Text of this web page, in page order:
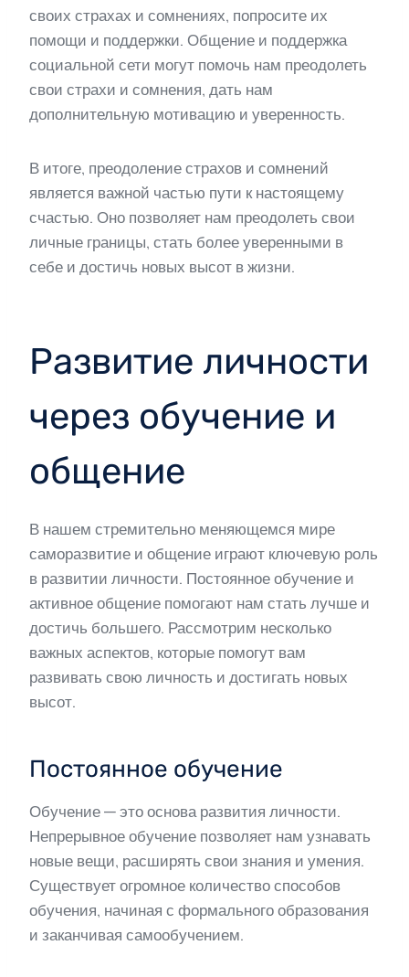
своих страхах и сомнениях, попросите их
помощи и поддержки. Общение и поддержка
социальной сети могут помочь нам преодолеть
свои страхи и сомнения, дать нам
дополнительную мотивацию и уверенность.
В итоге, преодоление страхов и сомнений
является важной частью пути к настоящему
счастью. Оно позволяет нам преодолеть свои
личные границы, стать более уверенными в
себе и достичь новых высот в жизни.
Развитие личности
через обучение и
общение
В нашем стремительно меняющемся мире
саморазвитие и общение играют ключевую роль
в развитии личности. Постоянное обучение и
активное общение помогают нам стать лучше и
достичь большего. Рассмотрим несколько
важных аспектов, которые помогут вам
развивать свою личность и достигать новых
высот.
Постоянное обучение
Обучение — это основа развития личности.
Непрерывное обучение позволяет нам узнавать
новые вещи, расширять свои знания и умения.
Существует огромное количество способов
обучения, начиная с формального образования
и заканчивая самообучением.